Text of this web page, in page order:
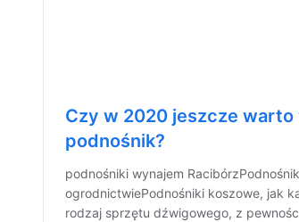
Czy w 2020 jeszcze warto
podnośnik?
podnośniki wynajem
ogrodnictwiePodnośniki koszowe, jak
rodzaj sprzętu dźwigowego, z